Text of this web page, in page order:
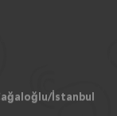
İstanbul